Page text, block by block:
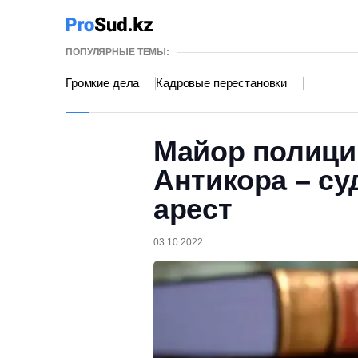
ПОПУЛЯРНЫЕ ТЕМЫ:
Громкие дела Кадровые перестановки
Майор
Антикора –
арест
03.10.2022